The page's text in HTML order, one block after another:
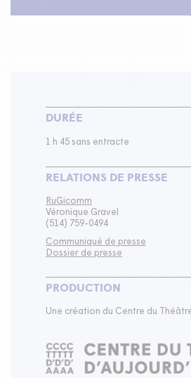
DURÉE
1 h 45 sans entracte
RELATIONS DE PRESSE
RuGicomm
Véronique Gravel
(514) 759-0494
Communiqué de presse
Dossier de presse
PRODUCTION
Une création du Centre du